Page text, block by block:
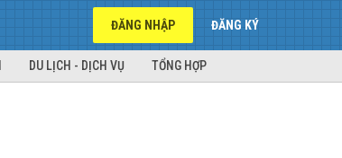
ĐĂNG NHẬP ĐĂNG KÝ
DU LỊCH - DỊCH VỤ TỔNG HỢP